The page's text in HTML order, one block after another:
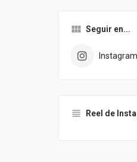
Seguir en...
Instagram
Reel de